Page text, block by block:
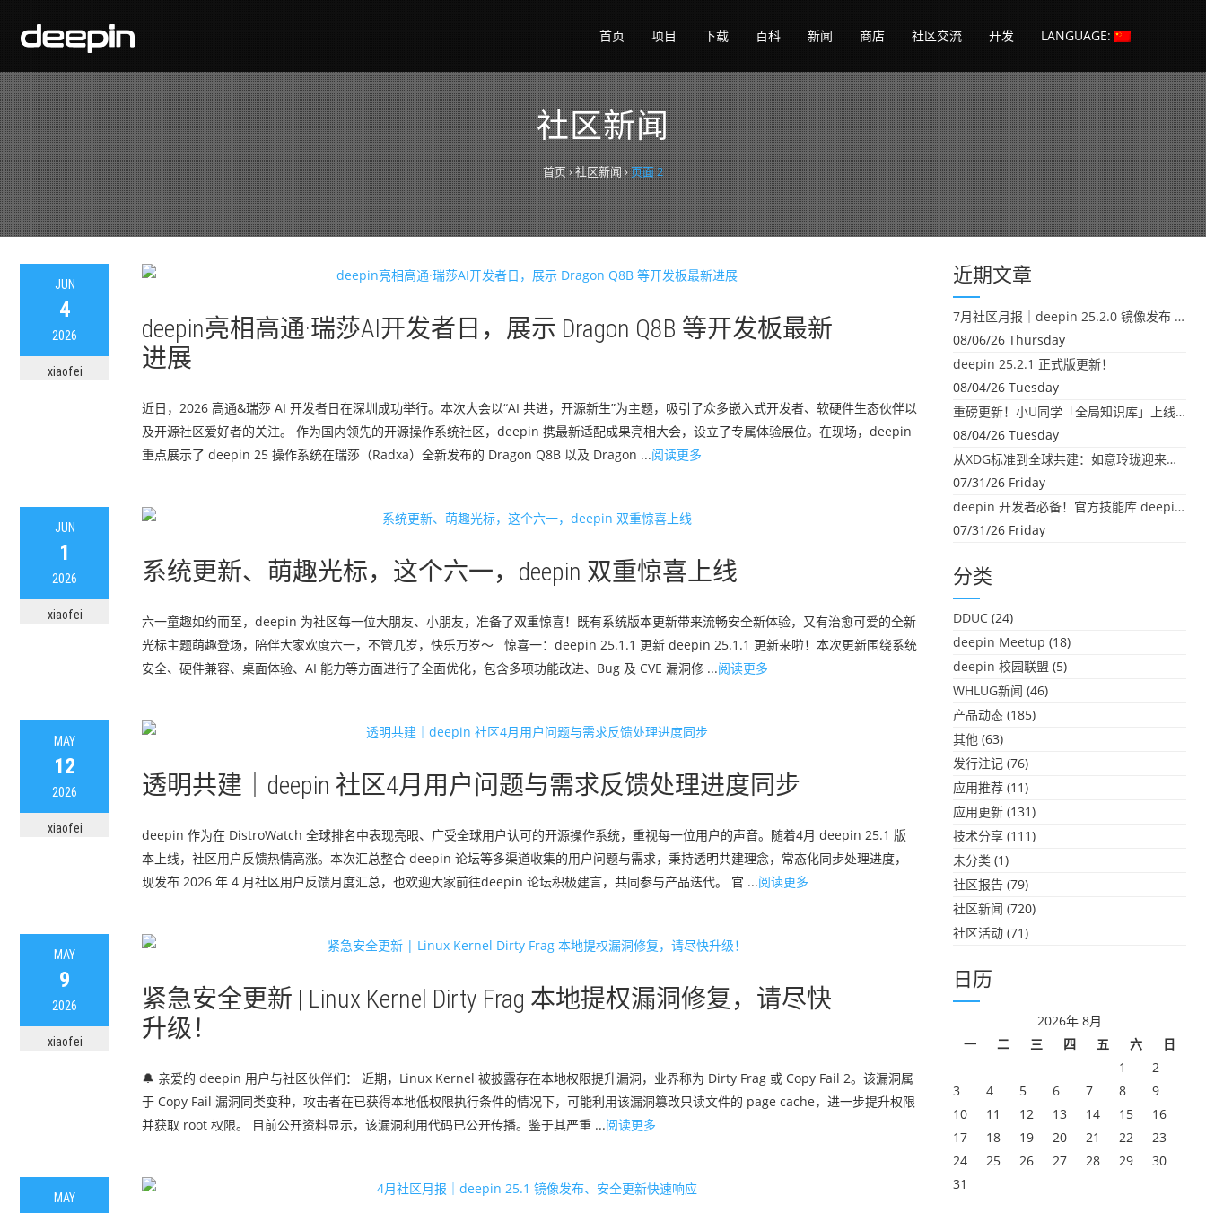
首页 项目 下载 百科 新闻 商店 社区交流 开发 LANGUAGE:
社区新闻
首页›社区新闻› 页面 2
JUN
4
2026
xiaofei
deepin亮相高通·瑞莎AI开发者日，展示 Dragon Q8B 等开发板最新
进展
近日，2026 高通&瑞莎 AI 开发者日在深圳成功举行。本次大会以“AI 共进，开源新生”为主题，吸引了众多嵌入式开发者、软硬件生态伙伴以
及开源社区爱好者的关注。 作为国内领先的开源操作系统社区，deepin 携最新适配成果亮相大会，设立了专属体验展位。在现场，deepin
重点展示了 deepin 25 操作系统在瑞莎（Radxa）全新发布的 Dragon Q8B 以及 Dragon ...阅读更多
JUN
1
2026
xiaofei
系统更新、萌趣光标，这个六一，deepin 双重惊喜上线
六一童趣如约而至，deepin 为社区每一位大朋友、小朋友，准备了双重惊喜！既有系统版本更新带来流畅安全新体验，又有治愈可爱的全新
光标主题萌趣登场，陪伴大家欢度六一，不管几岁，快乐万岁～ 惊喜一：deepin 25.1.1 更新 deepin 25.1.1 更新来啦！本次更新围绕系统
安全、硬件兼容、桌面体验、AI 能力等方面进行了全面优化，包含多项功能改进、Bug 及 CVE 漏洞修 ...阅读更多
MAY
12
2026
xiaofei
透明共建｜deepin 社区4月用户问题与需求反馈处理进度同步
deepin 作为在 DistroWatch 全球排名中表现亮眼、广受全球用户认可的开源操作系统，重视每一位用户的声音。随着4月 deepin 25.1 版
本上线，社区用户反馈热情高涨。本次汇总整合 deepin 论坛等多渠道收集的用户问题与需求，秉持透明共建理念，常态化同步处理进度，
现发布 2026 年 4 月社区用户反馈月度汇总，也欢迎大家前往deepin 论坛积极建言，共同参与产品迭代。 官 ...阅读更多
MAY
9
2026
xiaofei
紧急安全更新 | Linux Kernel Dirty Frag 本地提权漏洞修复，请尽快
升级！
🔔 亲爱的 deepin 用户与社区伙伴们： 近期，Linux Kernel 被披露存在本地权限提升漏洞，业界称为 Dirty Frag 或 Copy Fail 2。该漏洞属
于 Copy Fail 漏洞同类变种，攻击者在已获得本地低权限执⾏条件的情况下，可能利⽤该漏洞篡改只读⽂件的 page cache，进⼀步提升权限
并获取 root 权限。 ⽬前公开资料显⽰，该漏洞利⽤代码已公开传播。鉴于其严重 ...阅读更多
MAY
近期文章
7月社区月报｜deepin 25.2.0 镜像发布 & 小U同学定时任务上线
08/06/26 Thursday
deepin 25.2.1 正式版更新！
08/04/26 Tuesday
重磅更新！小U同学「全局知识库」上线：你的本地文件，终于"活"起来了
08/04/26 Tuesday
从XDG标准到全球共建：如意玲珑迎来首个海外开源贡献
07/31/26 Friday
deepin 开发者必备！官方技能库 deepin-skills 正式开源
07/31/26 Friday
分类
DDUC (24)
deepin Meetup (18)
deepin 校园联盟 (5)
WHLUG新闻 (46)
产品动态 (185)
其他 (63)
发行注记 (76)
应用推荐 (11)
应用更新 (131)
技术分享 (111)
未分类 (1)
社区报告 (79)
社区新闻 (720)
社区活动 (71)
日历
2026年 8月
一
二 三 四 五 六
日
1
2
3
4 5 6 7 8
9
10
11 12 13 14 15
16
17
18 19 20 21 22
23
24
25 26 27 28 29
30
31